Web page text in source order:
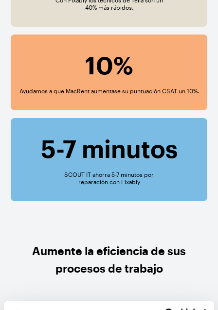
40% más rápidos.
10%
Ayudamos a que MacRent aumentase su puntuación CSAT un 10%.
5-7 minutos
SCOUT IT ahorra 5-7 minutos por
reparación con Fixably
Aumente la eficiencia de sus
procesos de trabajo